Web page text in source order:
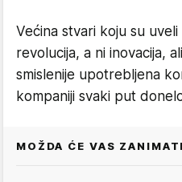
Većina stvari koju su
revolucija, a ni inovacija,
smislenije upotrebljena
kompaniji svaki put
MOŽDA ĆE VAS ZANIMATI